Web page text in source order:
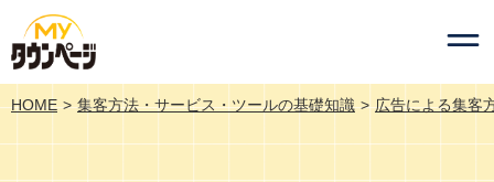
HOME 集客方法・サービス・ツールの基礎知識 広告による集客